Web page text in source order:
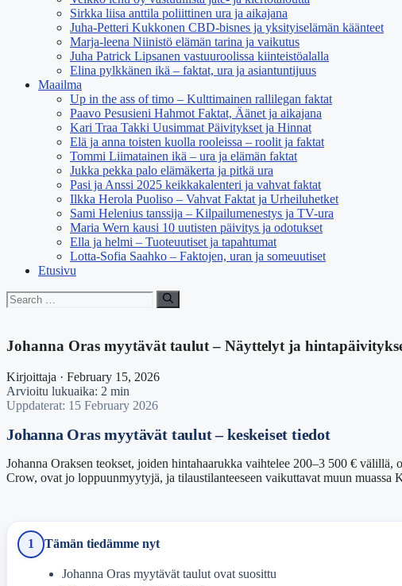
Sirkka liisa anttila poliittinen ura ja aikajana
Juha-Petteri Kukkonen CBD-bisnes ja yksityiselämän käänteet
Marja-leena Niinistö elämän tarina ja vaikutus
Juha Patrick Lipsanen vastuuroolissa kiinteistöalalla
Elina pylkkänen ikä – faktat, ura ja asiantuntijuus
Maailma
Up in the ass of timo – Kulttimainen rallilegan faktat
Paavo Pesusieni Hahmot Faktat, Äänet ja aikajana
Kari Traa Takki Uusimmat Päivitykset ja Hinnat
Elä ja anna toisten kuolla rooleissa – roolit ja faktat
Tommi Liimatainen ikä – ura ja elämän faktat
Jukka pekka palo elämäkerta ja pitkä ura
Pasi ja Anssi 2025 keikkakalenteri ja vahvat faktat
Ilkka Herola Puoliso – Vahvat Faktat ja Urheiluhetket
Sami Helenius tanssija – Kilpailumenestys ja TV-ura
Maria Wern kausi 10 uutisten päivitys ja odotukset
Ella ja helmi – Tuoteuutiset ja tapahtumat
Lotta-Sofia Saahko – Faktojen, uran ja someuutiset
Etusivu
Search
for:
Johanna Oras myytävät taulut – Näyttelyt ja
Kirjoittaja · February 15, 2026
Arvioitu lukuaika: 2 min
Uppdaterat: 15 February 2026
Johanna Oras myytävät taulut – keskeiset tiedot
Johanna Oraksen teokset, joiden hintahaarukka vaihtelee 200–3 500 €
Crow, ovat jo loppuunmyytyjä, ja tilaustilanteeseen vaikuttavat muun
1 Tämän tiedämme nyt
Johanna Oras myytävät taulut ovat suosittu